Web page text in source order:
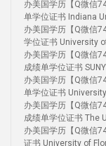
办美国学历【Q微信
单学位证书 Indiana
办美国学历【Q微信
学位证书 University
办美国学历【Q微信
成绩单学位证书
办美国学历【Q微信
单学位证书
办美国学历【Q微信
成绩单学位证书 The
办美国学历【Q微信
证书 University of